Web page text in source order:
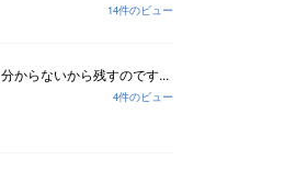
14件のビュー
分からないから残すのです...
4件のビュー